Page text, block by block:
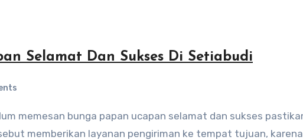
Selamat Dan Sukses Di Setiabudi
memberikan layanan pengiriman ke tempat tujuan, karena